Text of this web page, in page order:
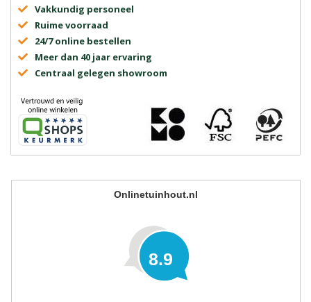
Vakkundig personeel
Ruime voorraad
24/7 online bestellen
Meer dan 40 jaar ervaring
Centraal gelegen showroom
Onlinetuinhout.nl
8.9